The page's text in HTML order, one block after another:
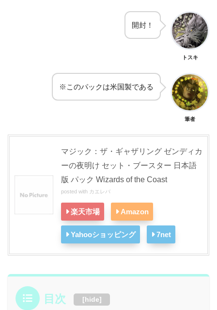
開封！
トスキ
※このパックは米国製である
筆者
マジック：ザ・ギャザリング ゼンディカ
ーの夜明け セット・ブースター 日本語
版 パック Wizards of the Coast
posted with カエレバ
楽天市場 Amazon
Yahooショッピング 7net
目次 [hide]